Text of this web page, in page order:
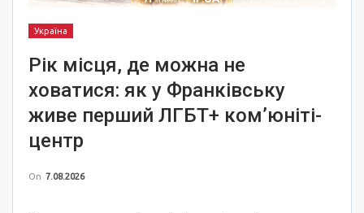
Україна
Рік місця, де можна не
ховатися: як у Франківську
живе перший ЛГБТ+ ком’юніті-
центр
On 7.08.2026